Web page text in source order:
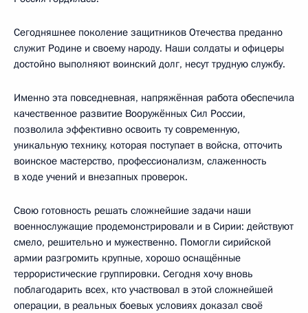
Сегодняшнее поколение защитников Отечества преданно
служит Родине и своему народу. Наши солдаты и офицеры
достойно выполняют воинский долг, несут трудную службу.
Именно эта повседневная, напряжённая работа обеспечила
качественное развитие Вооружённых Сил России,
позволила эффективно освоить ту современную,
уникальную технику, которая поступает в войска, отточить
воинское мастерство, профессионализм, слаженность
в ходе учений и внезапных проверок.
Свою готовность решать сложнейшие задачи наши
военнослужащие продемонстрировали и в Сирии: действуют
смело, решительно и мужественно. Помогли сирийской
армии разгромить крупные, хорошо оснащённые
террористические группировки. Сегодня хочу вновь
поблагодарить всех, кто участвовал в этой сложнейшей
операции, в реальных боевых условиях доказал своё